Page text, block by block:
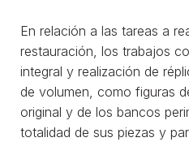
En relación a las tareas a
restauración, los trabajos
integral y realización de
de volumen, como figuras
original y de los bancos
totalidad de sus piezas y